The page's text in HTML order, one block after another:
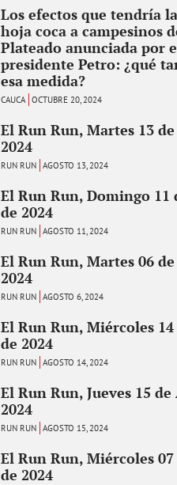
Los efectos que tendría
hoja coca a campesinos
Plateado anunciada por
presidente Petro: ¿qué
esa medida?
CAUCA OCTUBRE 20, 2024
El Run Run, Martes 13
2024
RUN RUN AGOSTO 13, 2024
El Run Run, Domingo 11
de 2024
RUN RUN AGOSTO 11, 2024
El Run Run, Martes 06
2024
RUN RUN AGOSTO 6, 2024
El Run Run, Miércoles
de 2024
RUN RUN AGOSTO 14, 2024
El Run Run, Jueves 15 de
2024
RUN RUN AGOSTO 15, 2024
El Run Run, Miércoles
de 2024